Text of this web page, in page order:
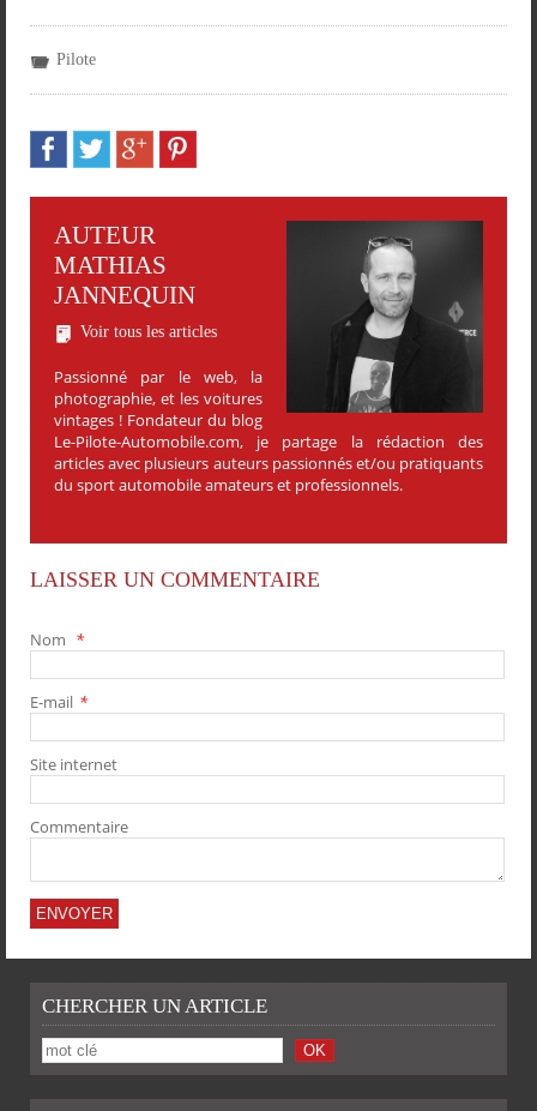
Pilote
AUTEUR
MATHIAS
JANNEQUIN
Voir tous les articles
Passionné par le web, la
photographie, et les voitures
vintages ! Fondateur du blog
Le-Pilote-Automobile.com, je partage la rédaction des
articles avec plusieurs auteurs passionnés et/ou pratiquants
du sport automobile amateurs et professionnels.
LAISSER UN COMMENTAIRE
Nom *
E-mail *
Site internet
Commentaire
CHERCHER UN ARTICLE